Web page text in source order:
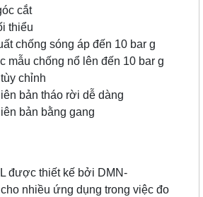
cắt
thiểu
chống sóng áp đến 10 bar g
mẫu chống nổ lên đến 10 bar g
chỉnh
bản tháo rời dễ dàng
bản bằng gang
được thiết kế bởi DMN-
nhiều ứng dụng trong việc đo